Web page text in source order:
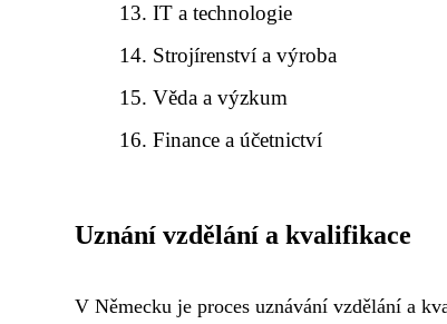
IT a technologie
Strojírenství a výroba
Věda a výzkum
Finance a účetnictví
Uznání vzdělání a kvalifikace
V Německu je proces uznávání vzdělání a